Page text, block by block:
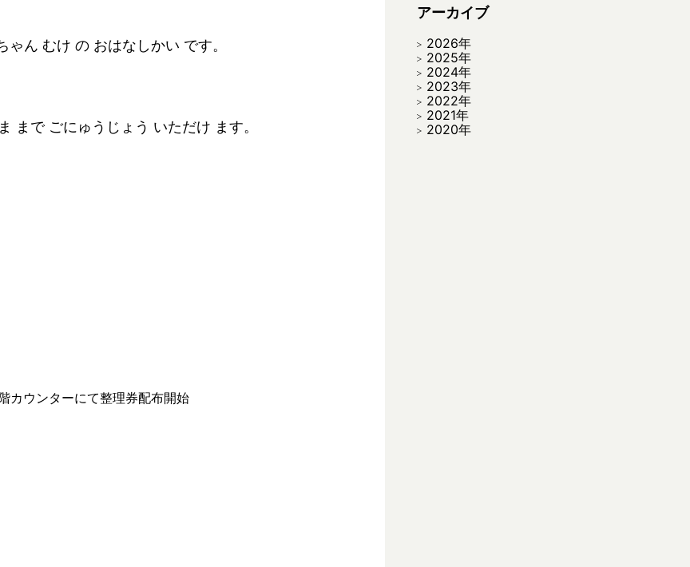
ん むけ の おはなしかい です。
まで ごにゅうじょう いただけ ます。
カウンターにて整理券配布開始
アーカイブ
2026年
2025年
2024年
2023年
2022年
2021年
2020年